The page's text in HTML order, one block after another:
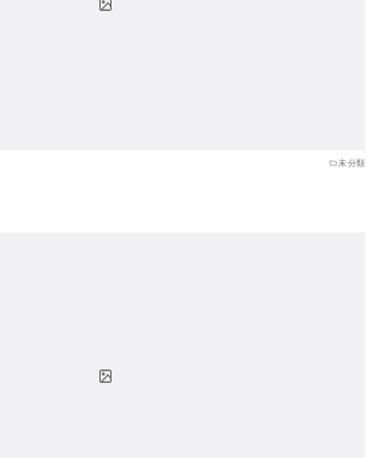
未分類